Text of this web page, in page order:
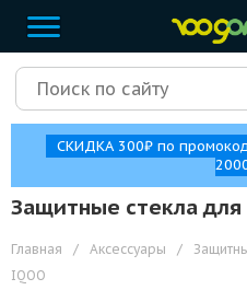
СКИДКА 300₽ по
Защитные стекла для
Главная / Аксессуары /
IQOO